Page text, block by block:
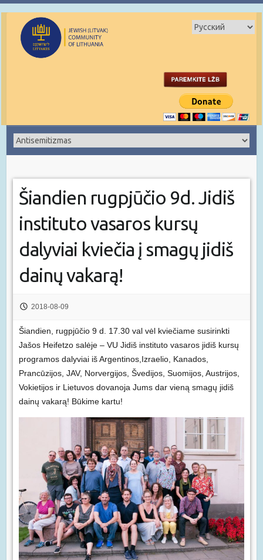
Šiandien rugpjūčio 9d. Jidiš
instituto vasaros kursų
dalyviai kviečia į smagų jidiš
dainų vakarą!
2018-08-09
Šiandien, rugpjūčio 9 d. 17.30 val vėl kviečiame susirinkti
Jašos Heifetzo salėje – VU Jidiš instituto vasaros jidiš kursų
programos dalyviai iš Argentinos,Izraelio, Kanados,
Prancūzijos, JAV, Norvergijos, Švedijos, Suomijos, Austrijos,
Vokietijos ir Lietuvos dovanoja Jums dar vieną smagų jidiš
dainų vakarą! Būkime kartu!